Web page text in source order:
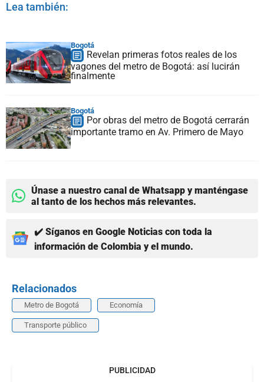
Lea también:
Bogotá
Revelan primeras fotos reales de los
vagones del metro de Bogotá: así lucirán
finalmente
Bogotá
Por obras del metro de Bogotá cerrarán
importante tramo en Av. Primero de Mayo
Únase a nuestro canal de Whatsapp y manténgase
al tanto de los hechos más relevantes.
✔️ Síganos en Google Noticias con toda la
información de Colombia y el mundo.
Relacionados
Metro de Bogotá Economía
Transporte público
PUBLICIDAD